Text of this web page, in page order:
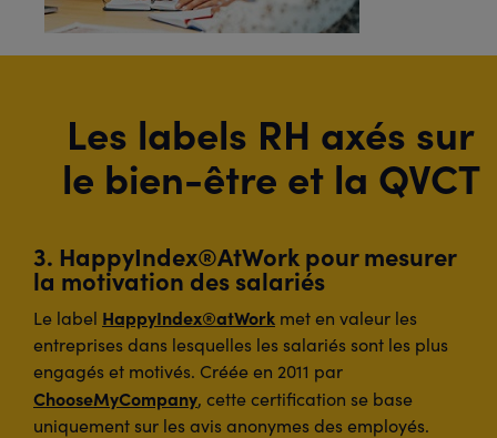
Les labels RH axés sur
le bien-être et la QVCT
3. HappyIndex®AtWork pour mesurer
la motivation des salariés
Le label HappyIndex®atWork met en valeur les
entreprises dans lesquelles les salariés sont les plus
engagés et motivés. Créée en 2011 par
ChooseMyCompany, cette certification se base
uniquement sur les avis anonymes des employés.